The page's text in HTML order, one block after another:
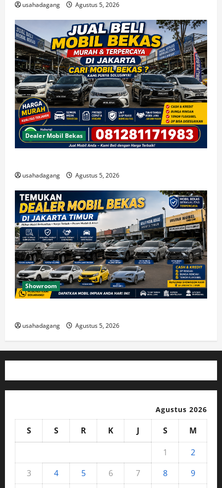
usahadagang Agustus 5, 2026
Dealer Mobil Bekas
usahadagang Agustus 5, 2026
Showroom
usahadagang Agustus 5, 2026
Agustus 2026
S S R K J S
M
1
2
3
4 5 6 7 8
9